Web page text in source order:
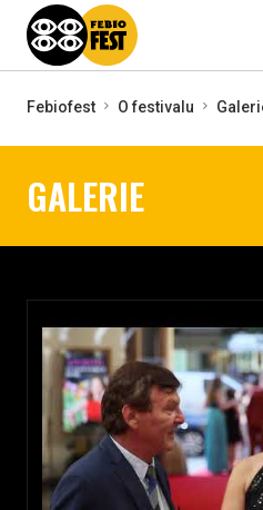
Febiofest O festivalu
GALERIE